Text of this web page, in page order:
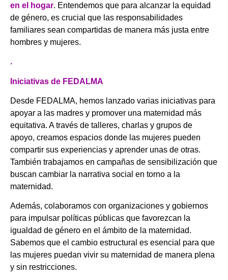
en el hogar. Entendemos que para alcanzar la equidad
de género, es crucial que las responsabilidades
familiares sean compartidas de manera más justa entre
hombres y mujeres.
.
Iniciativas de FEDALMA
Desde FEDALMA, hemos lanzado varias iniciativas para
apoyar a las madres y promover una maternidad más
equitativa. A través de talleres, charlas y grupos de
apoyo, creamos espacios donde las mujeres pueden
compartir sus experiencias y aprender unas de otras.
También trabajamos en campañas de sensibilización que
buscan cambiar la narrativa social en torno a la
maternidad.
Además, colaboramos con organizaciones y gobiernos
para impulsar políticas públicas que favorezcan la
igualdad de género en el ámbito de la maternidad.
Sabemos que el cambio estructural es esencial para que
las mujeres puedan vivir su maternidad de manera plena
y sin restricciones.